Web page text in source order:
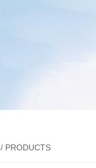
/ PRODUCTS